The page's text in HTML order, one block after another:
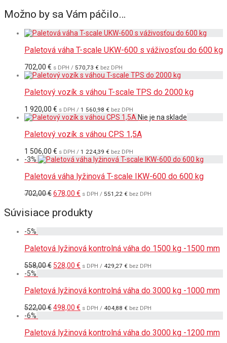
Možno by sa Vám páčilo…
Paletová váha T-scale UKW-600 s váživosťou do 600 kg
702,00 € s DPH / 570,73 € bez DPH
Paletový vozík s váhou T-scale TPS do 2000 kg
1 920,00 € s DPH / 1 560,98 € bez DPH
Paletový vozík s váhou CPS 1,5A
1 506,00 € s DPH / 1 224,39 € bez DPH
-3%
Paletová váha lyžinová T-scale IKW-600 do 600 kg
702,00€Pôvodná
bola:
702,00 €.
678,00 € Aktuálna
je:
678,00 €.
s DPH / 551,22 € bez DPH
Súvisiace produkty
-5%
Paletová lyžinová kontrolná váha do 1500 kg -1500 mm
558,00€ Pôvodná
558,00 €.
528,00 € Aktuálna
528,00 €.
s DPH / 429,27 € bez DPH
-5%
Paletová lyžinová kontrolná váha do 3000 kg -1000 mm
522,00€Pôvodná
522,00 €.
498,00 € Aktuálna
498,00 €.
s DPH / 404,88 € bez DPH
-6%
Paletová lyžinová kontrolná váha do 3000 kg -1200 mm